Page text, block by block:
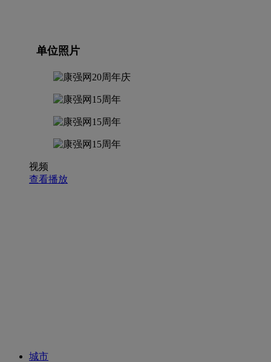
单位照片
视频
查看播放
城市